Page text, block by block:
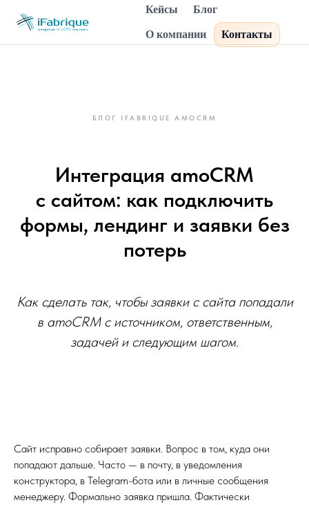
Кейсы Блог
О компании Контакты
БЛОГ IFABRIQUE AMOCRM
Интеграция amoCRM
с сайтом: как подключить
формы, лендинг и заявки без
потерь
Как сделать так, чтобы заявки с сайта попадали
в amoCRM с источником, ответственным,
задачей и следующим шагом.
Сайт исправно собирает заявки. Вопрос в том, куда они
попадают дальше. Часто — в почту, в уведомления
конструктора, в Telegram-бота или в личные сообщения
менеджеру. Формально заявка пришла. Фактически